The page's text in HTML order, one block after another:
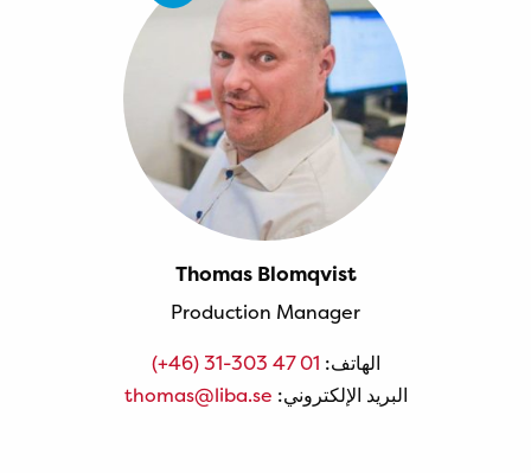
Thomas Blomqvist
Production Manager
الهاتف: (+46) 31-303 47 01
البريد الإلكتروني: thomas@liba.se